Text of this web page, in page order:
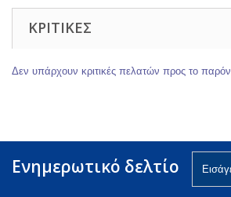
ΚΡΙΤΙΚΈΣ
Δεν υπάρχουν κριτικές πελατών προς το παρόν.
Ενημερωτικό δελτίο